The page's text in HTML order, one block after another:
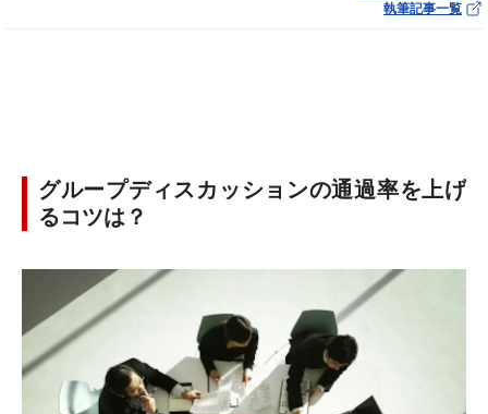
執筆記事一覧
グループディスカッションの通過率を上げ
るコツは？